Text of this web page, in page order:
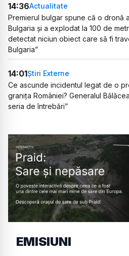
14:36Actualitate
Premierul bulgar spune că o dronă
Bulgaria și a explodat la 100 de
detectat niciun obiect care să fi
Bulgaria”
14:01Știri Externe
Ce ascunde incidentul legat de o
granița României? Generalul
seria de întrebări”
EMISIUNI